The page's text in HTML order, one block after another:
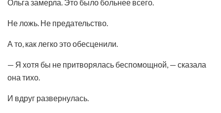
Ольга замерла. Это было больнее всего.
Не ложь. Не предательство.
А то, как легко это обесценили.
— Я хотя бы не притворялась беспомощной, — сказала
она тихо.
И вдруг развернулась.